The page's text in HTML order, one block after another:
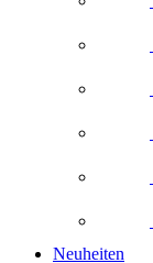
Neuheiten